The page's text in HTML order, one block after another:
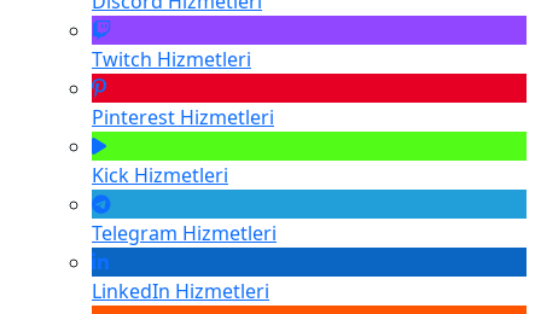
Twitch Hizmetleri
Pinterest Hizmetleri
Kick Hizmetleri
Telegram Hizmetleri
LinkedIn Hizmetleri